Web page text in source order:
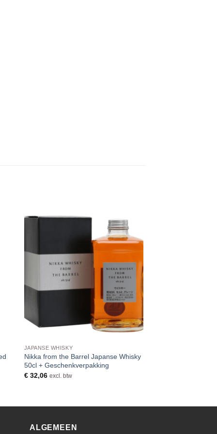
JAPANSE WHISKY
Nikka from the Barrel Japanse Whisky
50cl + Geschenkverpakking
€32,06 excl. btw
ALGEMEEN